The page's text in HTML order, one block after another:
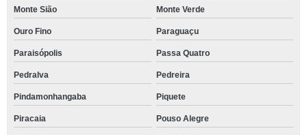
Monte Sião Monte Verde
Ouro Fino Paraguaçu
Paraisópolis Passa Quatro
Pedralva Pedreira
Pindamonhangaba Piquete
Piracaia Pouso Alegre